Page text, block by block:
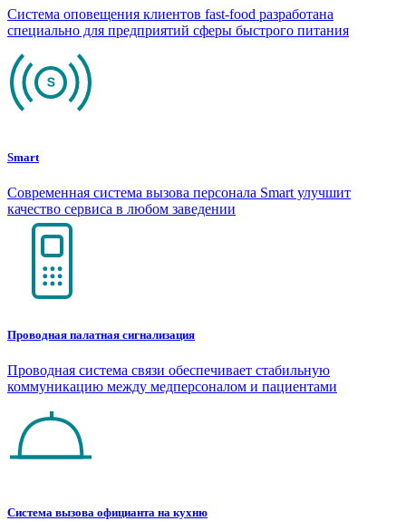
Система оповещения клиентов fast-food разработана
специально для предприятий сферы быстрого питания
Smart
Современная система вызова персонала Smart улучшит
качество сервиса в любом заведении
Проводная палатная сигнализация
Проводная система связи обеспечивает стабильную
коммуникацию между медперсоналом и пациентами
Система вызова официанта на кухню